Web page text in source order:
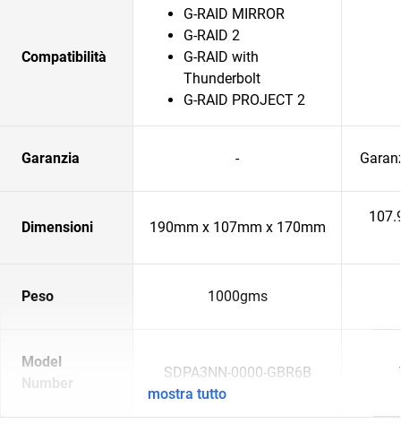
Compatibilità
G-RAID MIRROR
G-RAID 2
G-RAID with
Thunderbolt
G-RAID PROJECT 2
Garanzia -
Dimensioni 190mm x 107mm x 170mm
Peso 1000gms
Model
Number
SDPA3NN-0000-GBR6B
mostra tutto